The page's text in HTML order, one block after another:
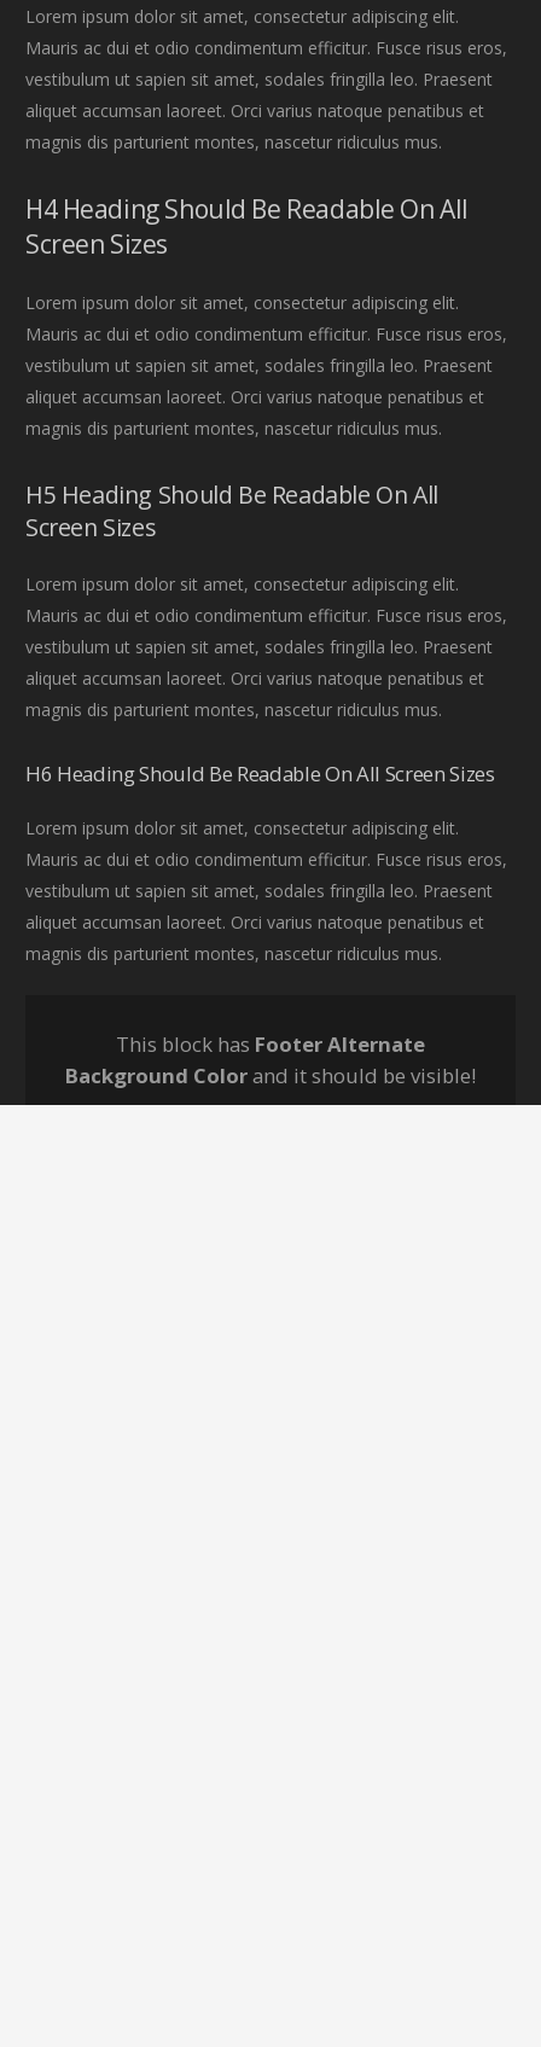
Lorem ipsum dolor sit amet, consectetur adipiscing elit.
Mauris ac dui et odio condimentum efficitur. Fusce risus eros,
vestibulum ut sapien sit amet, sodales fringilla leo. Praesent
aliquet accumsan laoreet. Orci varius natoque penatibus et
magnis dis parturient montes, nascetur ridiculus mus.
H4 Heading Should Be Readable On All
Screen Sizes
Lorem ipsum dolor sit amet, consectetur adipiscing elit.
Mauris ac dui et odio condimentum efficitur. Fusce risus eros,
vestibulum ut sapien sit amet, sodales fringilla leo. Praesent
aliquet accumsan laoreet. Orci varius natoque penatibus et
magnis dis parturient montes, nascetur ridiculus mus.
H5 Heading Should Be Readable On All
Screen Sizes
Lorem ipsum dolor sit amet, consectetur adipiscing elit.
Mauris ac dui et odio condimentum efficitur. Fusce risus eros,
vestibulum ut sapien sit amet, sodales fringilla leo. Praesent
aliquet accumsan laoreet. Orci varius natoque penatibus et
magnis dis parturient montes, nascetur ridiculus mus.
H6 Heading Should Be Readable On All Screen Sizes
Lorem ipsum dolor sit amet, consectetur adipiscing elit.
Mauris ac dui et odio condimentum efficitur. Fusce risus eros,
vestibulum ut sapien sit amet, sodales fringilla leo. Praesent
aliquet accumsan laoreet. Orci varius natoque penatibus et
magnis dis parturient montes, nascetur ridiculus mus.
This block has Footer Alternate
Background Colorand it should be visible!